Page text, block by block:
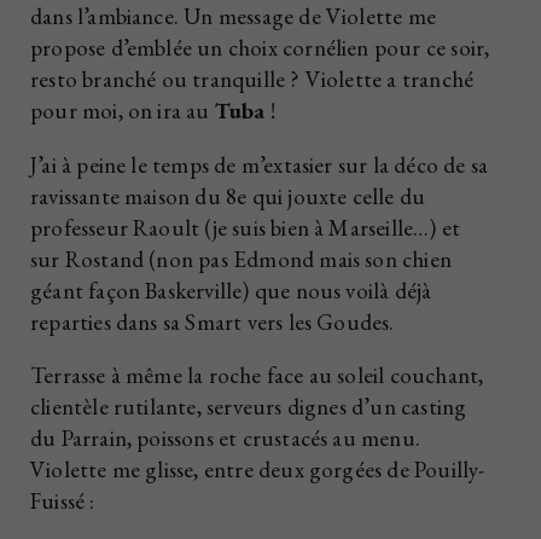
dans l’ambiance. Un message de Violette me
propose d’emblée un choix cornélien pour ce soir,
resto branché ou tranquille ? Violette a tranché
pour moi, on ira au Tuba !
J’ai à peine le temps de m’extasier sur la déco de sa
ravissante maison du 8e qui jouxte celle du
professeur Raoult (je suis bien à Marseille…) et
sur Rostand (non pas Edmond mais son chien
géant façon Baskerville) que nous voilà déjà
reparties dans sa Smart vers les Goudes.
Terrasse à même la roche face au soleil couchant,
clientèle rutilante, serveurs dignes d’un casting
du Parrain, poissons et crustacés au menu.
Violette me glisse, entre deux gorgées de Pouilly-
Fuissé :